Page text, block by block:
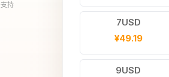
持
7USD
¥49.19
9USD